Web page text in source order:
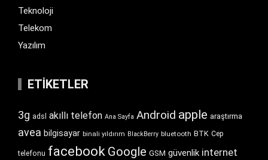
Teknoloji
Telekom
Yazılım
ETIKETLER
3g adsl akıllı telefon Ana Sayfa Android apple araştırma
avea bilgisayar binali yıldırım BlackBerry bluetooth BTK Cep
telefonu facebook Google GSM güvenlik internet